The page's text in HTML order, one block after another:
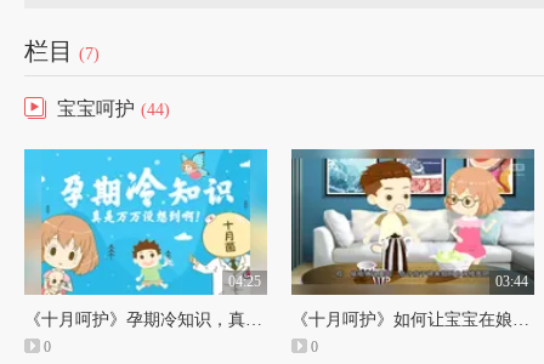
栏目 (7)
宝宝呵护 (44)
04:25
《十月呵护》孕期冷知识，真是万万没想到啊！
0
03:44
《十月呵护》如何让宝宝在娘胎里就自带美颜
0